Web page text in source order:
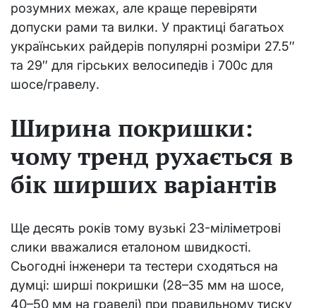
розумних межах, але краще перевіряти
допуски рами та вилки. У практиці багатьох
українських райдерів популярні розміри 27.5″
та 29″ для гірських велосипедів і 700c для
шосе/гравелу.
Ширина покришки:
чому тренд рухається в
бік ширших варіантів
Ще десять років тому вузькі 23-міліметрові
слики вважалися еталоном швидкості.
Сьогодні інженери та тестери сходяться на
думці: ширші покришки (28–35 мм на шосе,
40–50 мм на гравелі) при правильному тиску